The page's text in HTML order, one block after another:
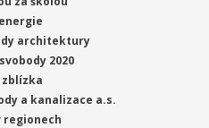
architektury
2020
zblízka
a kanalizace a.s.
regionech